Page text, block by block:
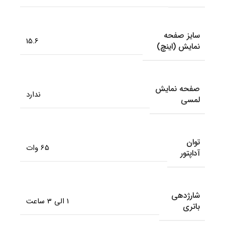
سایز صفحه
نمایش (اینچ)
15.6
صفحه نمایش
لمسی
ندارد
توان
آداپتور
65 وات
شارژدهی
باتری
1 الی 3 ساعت